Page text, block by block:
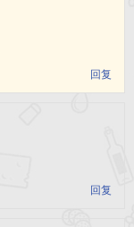
回复
回复